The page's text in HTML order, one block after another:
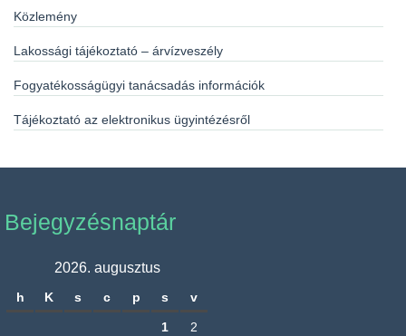
Közlemény
Lakossági tájékoztató – árvízveszély
Fogyatékosságügyi tanácsadás információk
Tájékoztató az elektronikus ügyintézésről
Bejegyzésnaptár
2026. augusztus
h K s c p s v
1
2